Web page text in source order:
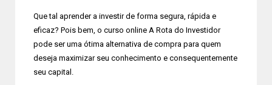
Que tal aprender a investir de forma segura, rápida e
eficaz? Pois bem, o curso online A Rota do Investidor
pode ser uma ótima alternativa de compra para quem
deseja maximizar seu conhecimento e consequentemente
seu capital.